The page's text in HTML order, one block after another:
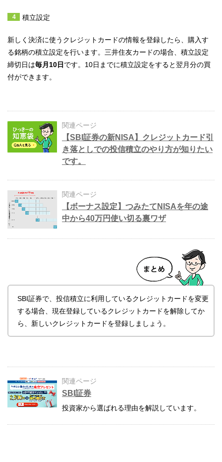
積立設定
新しく決済に使うクレジットカードの情報を登録したら、購入す
る銘柄の積立設定を行います。三井住友カードの場合、積立設定
締切日は毎月10日 です。10日までに積立設定をすると翌月分の買
付ができます。
関連ページ
【SBI証券の新NISA】クレジットカード引
き落としでの投信積立のやり方が知りたい
です。
関連ページ
【ボーナス設定】つみたてNISAを年の途
中から40万円使い切る裏ワザ
SBI証券で、投信積立に利用しているクレジットカードを変更
する場合、現在登録しているクレジットカードを解除してか
ら、新しいクレジットカードを登録しましょう。
関連ページ
SBI証券
投資家から選ばれる理由を解説しています。